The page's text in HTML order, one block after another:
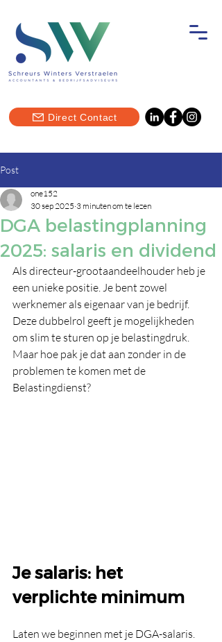
Direct Contact
Post
DGA belastingplanning
2025: salaris en dividend
one152
30 sep 2025 3 minuten om te lezen
Als directeur-grootaandeelhouder heb je
een unieke positie. Je bent zowel
werknemer als eigenaar van je bedrijf.
Deze dubbelrol geeft je mogelijkheden
om slim te sturen op je belastingdruk.
Maar hoe pak je dat aan zonder in de
problemen te komen met de
Belastingdienst?
Je salaris: het
verplichte minimum
Laten we beginnen met je DGA-salaris.